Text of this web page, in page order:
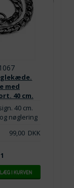
med
40 cm.
40 cm.
nøglering
99,00DKK